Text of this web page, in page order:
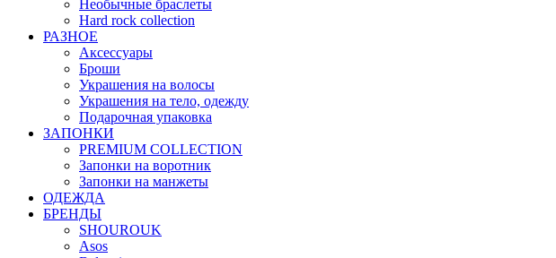
Необычные браслеты
Hard rock collection
РАЗНОЕ
Аксессуары
Броши
Украшения на волосы
Украшения на тело, одежду
Подарочная упаковка
ЗАПОНКИ
PREMIUM COLLECTION
Запонки на воротник
Запонки на манжеты
ОДЕЖДА
БРЕНДЫ
SHOUROUK
Asos